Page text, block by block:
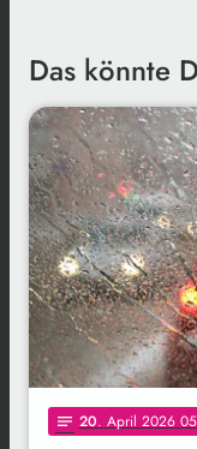
Das könnte
notes 20. April 2026